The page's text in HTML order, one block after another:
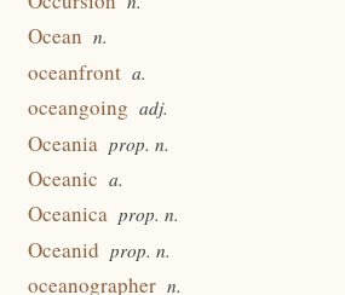
Ocean n.
oceanfront a.
oceangoing adj.
Oceania prop. n.
Oceanic a.
Oceanica prop. n.
Oceanid prop. n.
oceanographer n.